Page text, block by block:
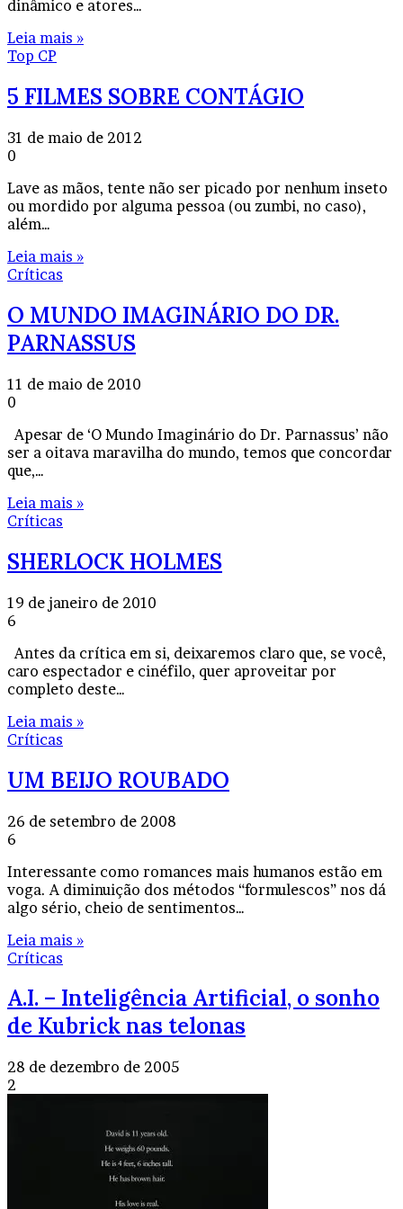
dinâmico e atores…
Leia mais »
Top CP
5 FILMES SOBRE CONTÁGIO
31 de maio de 2012
0
Lave as mãos, tente não ser picado por nenhum inseto
ou mordido por alguma pessoa (ou zumbi, no caso),
além…
Leia mais »
Críticas
O MUNDO IMAGINÁRIO DO DR.
PARNASSUS
11 de maio de 2010
0
Apesar de ‘O Mundo Imaginário do Dr. Parnassus’ não
ser a oitava maravilha do mundo, temos que concordar
que,…
Leia mais »
Críticas
SHERLOCK HOLMES
19 de janeiro de 2010
6
Antes da crítica em si, deixaremos claro que, se você,
caro espectador e cinéfilo, quer aproveitar por
completo deste…
Leia mais »
Críticas
UM BEIJO ROUBADO
26 de setembro de 2008
6
Interessante como romances mais humanos estão em
voga. A diminuição dos métodos “formulescos” nos dá
algo sério, cheio de sentimentos…
Leia mais »
Críticas
A.I. – Inteligência Artificial, o sonho
de Kubrick nas telonas
28 de dezembro de 2005
2